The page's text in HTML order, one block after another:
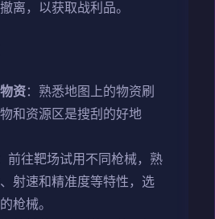
离，以获取战利品。
资：熟悉地图上的物资刷
和资源区是搜刮的好地
前往靶场试用不同枪械，熟
射速和精准度等特性，选
枪械。